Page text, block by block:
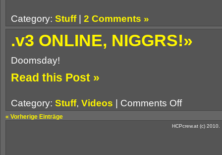
Category: Stuff| 2 Comments »
.v3 ONLINE, NIGGRS!»
Doomsday!
Read this Post »
Category: Stuff, Videos Comments Offon
ONLINE,
« Vorherige Einträge
HCPcrew.at (c) 2010.